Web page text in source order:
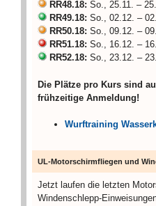
RR48.18: So., 25.11. –
RR49.18: So., 02.12. –
RR50.18: So., 09.12. –
RR51.18: So., 16.12. –
RR52.18: So., 23.12. –
Die Plätze pro Kurs sind
frühzeitige Anmeldung!
Wurftraining
UL-Motorschirmfliegen und
Jetzt laufen die letzten
Windenschlepp-